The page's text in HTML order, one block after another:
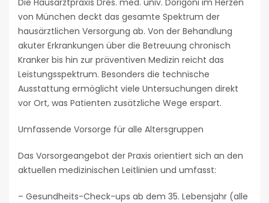
Die Hausarztpraxis Dres. med. univ. Dorigoni im Herzen
von München deckt das gesamte Spektrum der
hausärztlichen Versorgung ab. Von der Behandlung
akuter Erkrankungen über die Betreuung chronisch
Kranker bis hin zur präventiven Medizin reicht das
Leistungsspektrum. Besonders die technische
Ausstattung ermöglicht viele Untersuchungen direkt
vor Ort, was Patienten zusätzliche Wege erspart.
Umfassende Vorsorge für alle Altersgruppen
Das Vorsorgeangebot der Praxis orientiert sich an den
aktuellen medizinischen Leitlinien und umfasst:
– Gesundheits-Check-ups ab dem 35. Lebensjahr (alle